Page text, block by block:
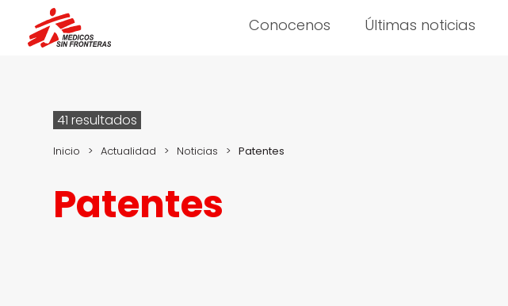
Conocenos Últimas noticias
41 resultados
Inicio > Actualidad > Noticias > Patentes
Patentes